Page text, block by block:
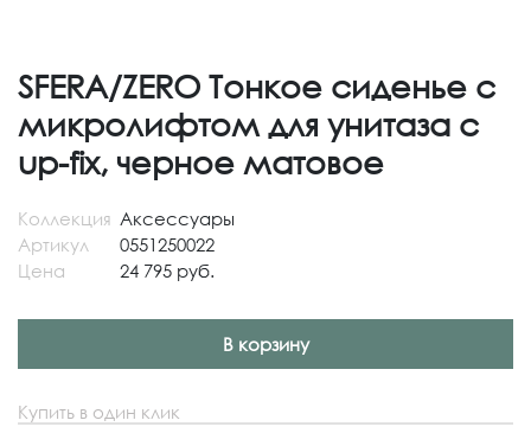
SFERA/ZERO Тонкое сиденье с
микролифтом для унитаза с
up-fix, черное матовое
Коллекция Аксессуары
Артикул
0551250022
Цена
24 795 руб.
В корзину
Купить в один клик